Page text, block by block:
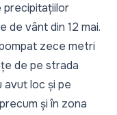
precipitațiilor
de vânt din 12 mai.
zece metri
de pe strada
avut loc și pe
și în zona